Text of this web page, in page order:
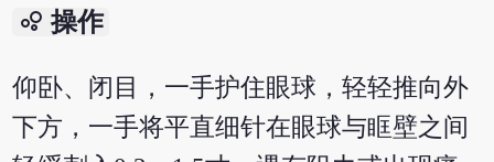
bubble_chart 操作
仰卧、闭目，一手护住眼球，轻轻推向外
下方，一手将平直细针在眼球与眶壁之间